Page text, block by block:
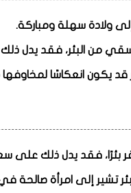
إلى ولادة سهلة ومباركة.
من البئر، فقد يدل ذلك
يكون انعكاسًا لمخاوفها
بئرًا، فقد يدل ذلك على
تشير إلى امرأة صالحة